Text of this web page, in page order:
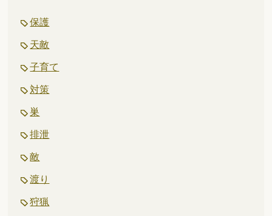
保護
天敵
子育て
対策
巣
排泄
敵
渡り
狩猟